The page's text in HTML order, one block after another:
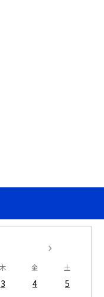
木 金 土
3 4
5